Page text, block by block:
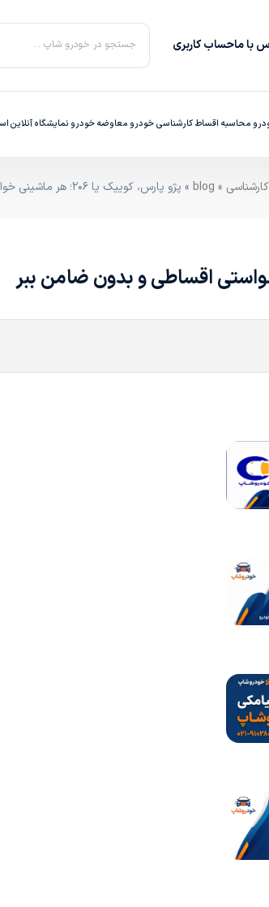
با ماحساب کاربری جستجو در خودرو شاپ ...
محاسبه اقساطکارشناسی خودرو معاوضه خودرو نمایشگاه آنلاین
»
blog » پژو پارس، کوییک یا ۲۰۶؛ هر ماشینی خواستی اقساطی و بدون ضامن ببر